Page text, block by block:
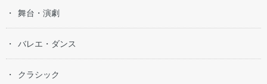
舞台・演劇
バレエ・ダンス
クラシック